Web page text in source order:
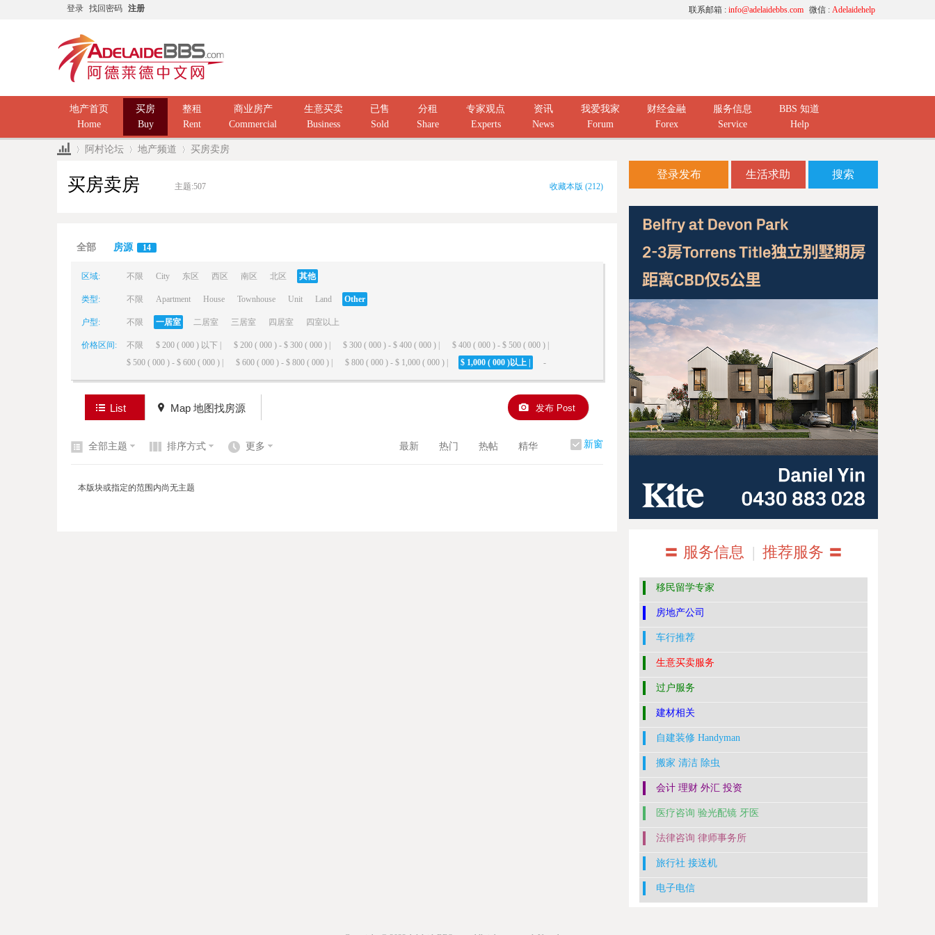
登录 找回密码 注册 微信 : Adelaidehelp
联系邮箱 : info@adelaidebbs.com
地产首页
Home
买房
Buy
整租
Rent
商业房产
Commercial
生意买卖
Business
已售
Sold
分租
Share
专家观点
Experts
资讯
News
我爱我家
Forum
财经金融
Forex
服务信息
Service
BBS 知道
Help
阿村论坛 地产频道 买房卖房
买房卖房 主题:507 收藏本版 (212)
全部 房源 14
区域: 不限 City 东区 西区 南区 北区 其他
类型: 不限 Apartment House Townhouse Unit Land Other
户型: 不限 一居室 二居室 三居室 四居室 四室以上
价格区间: 不限 $ 200 ( 000 ) 以下 | $ 200 ( 000 ) - $ 300 ( 000 ) | $ 300 ( 000 ) - $ 400 ( 000 ) |
$ 400 ( 000 ) - $ 500 ( 000 ) |
$ 500 ( 000 ) - $ 600 ( 000 ) |
$ 600 ( 000 ) - $ 800 ( 000 ) | $ 800 ( 000 ) - $ 1,000 ( 000 ) | $ 1,000 ( 000 )以上 | -
List Map 地图找房源 发布 Post
新窗
全部主题 排序方式 更多 最新 热门 热帖 精华
本版块或指定的范围内尚无主题
登录发布 生活求助 搜索
〓 服务信息 | 推荐服务 〓
移民留学专家
房地产公司
车行推荐
生意买卖服务
过户服务
建材相关
自建装修 Handyman
搬家 清洁 除虫
会计 理财 外汇 投资
医疗咨询 验光配镜 牙医
法律咨询 律师事务所
旅行社 接送机
电子电信